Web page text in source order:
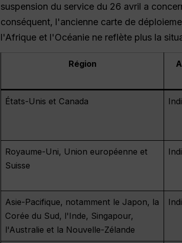
suspension du service du 26 avril a
conséquent, l'ancienne carte de
l'Afrique et l'Océanie ne reflète plus la
Région
États-Unis et Canada
Royaume-Uni, Union européenne et
Suisse
Asie-Pacifique, notamment le Japon, la
Corée du Sud, l'Inde, Singapour,
l'Australie et la Nouvelle-Zélande